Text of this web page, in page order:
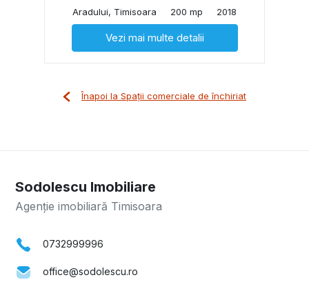
Aradului, Timisoara
200 mp 2018
Vezi mai multe detalii
Înapoi la Spații comerciale de închiriat
Sodolescu Imobiliare
Agenție imobiliară Timisoara
0732999996
office@sodolescu.ro